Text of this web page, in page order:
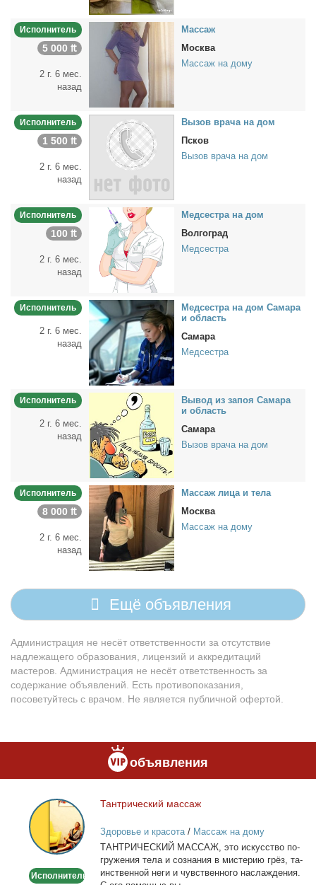
Исполнитель
5 000 ₶
2 г. 6 мес.
назад
Мас­саж
Москва
Массаж на дому
Исполнитель
1 500 ₶
2 г. 6 мес.
назад
Вы­зов вра­ча на дом
Псков
Вызов врача на дом
Исполнитель
100 ₶
2 г. 6 мес.
назад
Мед­сест­ра на дом
Волгоград
Медсестра
Исполнитель
2 г. 6 мес.
назад
Мед­сест­ра на дом Са­ма­ра
и об­ласть
Самара
Медсестра
Исполнитель
2 г. 6 мес.
назад
Вы­вод из за­поя Са­ма­ра
и об­ласть
Самара
Вызов врача на дом
Исполнитель
8 000 ₶
2 г. 6 мес.
назад
Мас­саж ли­ца и те­ла
Москва
Массаж на дому
Ещё объявления
Администрация не несёт ответственности за отсутствие
надлежащего образования, лицензий и аккредитаций
мастеров. Администрация не несёт ответственность за
содержание объявлений. Есть противопоказания,
посоветуйтесь с врачом. Не является публичной офертой.
объявления
Тантрический
массаж
Исполнитель
Тан­три­че­ский мас­саж
Здоровье и красота/ Массаж на дому
ТАНТРИЧЕСКИЙ МАССАЖ, это ис­кус­ство по­
гру­же­ния те­ла и со­зна­ния в ми­сте­рию грёз, та­
ин­ствен­ной неги и чув­ствен­но­го на­сла­жде­ния.